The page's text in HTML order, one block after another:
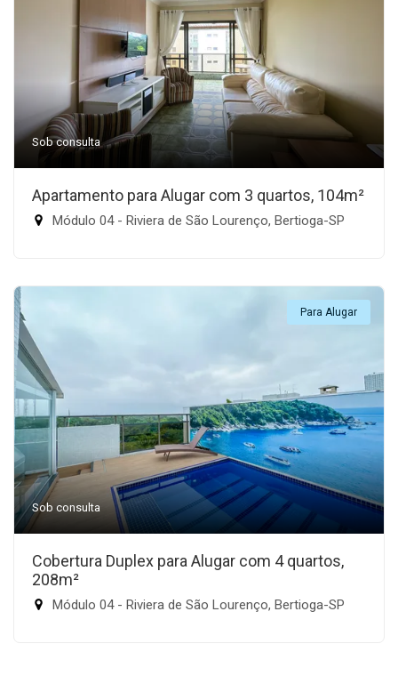
Sob consulta
Apartamento para Alugar com 3 quartos, 104m²
Módulo 04 - Riviera de São Lourenço, Bertioga-SP
Para Alugar
Sob consulta
Cobertura Duplex para Alugar com 4 quartos,
208m²
Módulo 04 - Riviera de São Lourenço, Bertioga-SP